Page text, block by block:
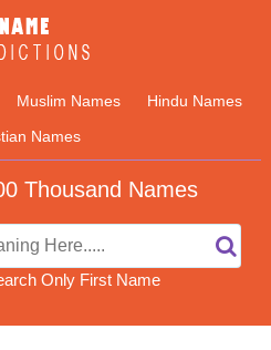
Muslim Names
Hindu Names
Names
Thousand Names
Only First Name